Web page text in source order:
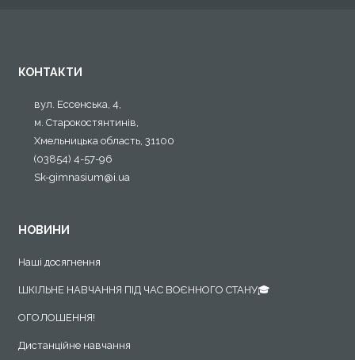
КОНТАКТИ
вул. Ессенська, 4,
м. Старокостянтинів,
Хмельницька область, 31100
(03854) 4-57-96
Sk-gimnasium@i.ua
НОВИНИ
Наші досягнення
ШКІЛЬНЕ НАВЧАННЯ ПІД ЧАС ВОЄННОГО СТАНУ🎓
ОГОЛОШЕННЯ!
Дистанційне навчання